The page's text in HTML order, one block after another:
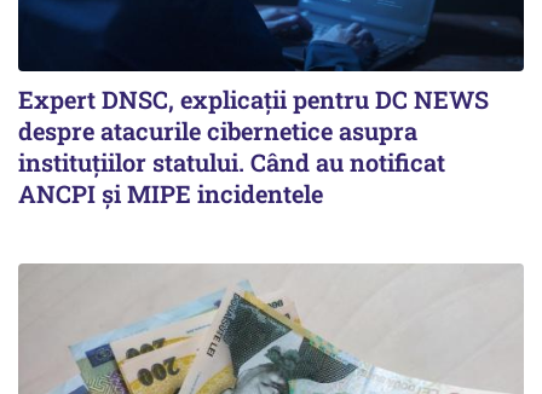
Expert DNSC, explicații pentru DC NEWS
despre atacurile cibernetice asupra
instituțiilor statului. Când au notificat
ANCPI și MIPE incidentele